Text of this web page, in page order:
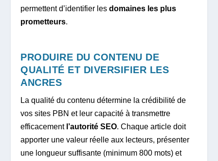
permettent d’identifier lesdomaines les plus
prometteurs.
PRODUIRE DU CONTENU DE
QUALITÉ ET DIVERSIFIER LES
ANCRES
La qualité du contenu détermine la crédibilité de
vos sites PBN et leur capacité à transmettre
efficacement l’autorité SEO. Chaque article doit
apporter une valeur réelle aux lecteurs, présenter
une longueur suffisante (minimum 800 mots) et